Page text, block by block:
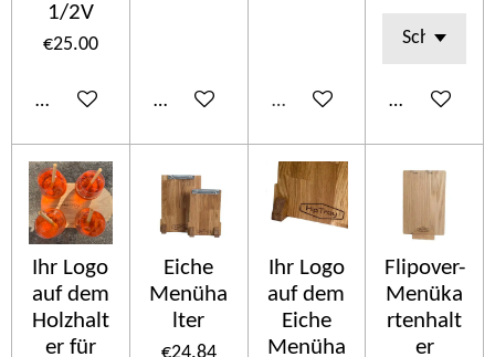
1/2V
€25.00
Add to cart Add to cart Sold out Add to cart
Ihr Logo
auf dem
Holzhalt
er für
Eiche
Menüha
lter
Ihr Logo
auf dem
Eiche
Menüha
Flipover-
Menüka
rtenhalt
er